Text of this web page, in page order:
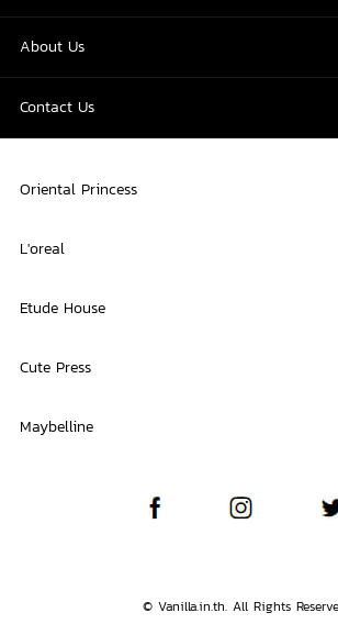
About Us
Contact Us
Oriental Princess
L'oreal
Etude House
Cute Press
Maybelline
© Vanilla.in.th. All Rights